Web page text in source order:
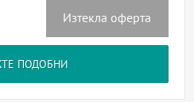
Изтекла оферта
ПОДОБНИ